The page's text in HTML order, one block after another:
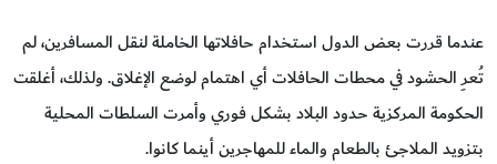
عندما قررت بعض الدول استخدام حافلاتها الخاملة لنقل المسافرين، لم
تُعرِ الحشود في محطات الحافلات أي اهتمام لوضع الإغلاق. ولذلك، أغلقت
الحكومة المركزية حدود البلاد بشكل فوري وأمرت السلطات المحلية
بتزويد الملاجئ بالطعام والماء للمهاجرين أينما كانوا.